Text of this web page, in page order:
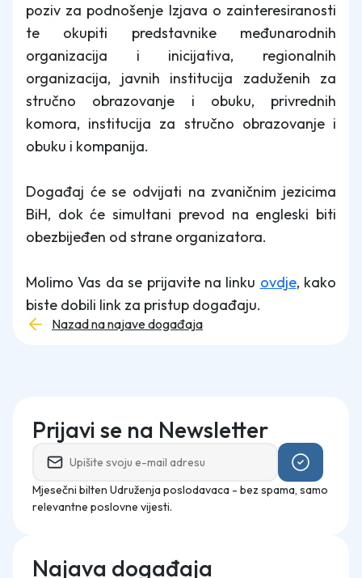
poziv za podnošenje Izjava o zainteresiranosti
te okupiti predstavnike međunarodnih
organizacija i inicijativa, regionalnih
organizacija, javnih institucija zaduženih za
stručno obrazovanje i obuku, privrednih
komora, institucija za stručno obrazovanje i
obuku i kompanija.
Događaj će se odvijati na zvaničnim jezicima
BiH, dok će simultani prevod na engleski biti
obezbijeđen od strane organizatora.
Molimo Vas da se prijavite na linku ovdje, kako
biste dobili link za pristup događaju.
Nazad na najave događaja
Prijavi se na Newsletter
Mjesečni bilten Udruženja poslodavaca - bez spama, samo
relevantne poslovne vijesti.
Najava događaja